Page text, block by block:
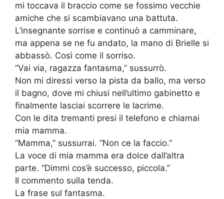
mi toccava il braccio come se fossimo vecchie
amiche che si scambiavano una battuta.
L’insegnante sorrise e continuò a camminare,
ma appena se ne fu andato, la mano di Brielle si
abbassò. Così come il sorriso.
“Vai via, ragazza fantasma,” sussurrò.
Non mi diressi verso la pista da ballo, ma verso
il bagno, dove mi chiusi nell’ultimo gabinetto e
finalmente lasciai scorrere le lacrime.
Con le dita tremanti presi il telefono e chiamai
mia mamma.
“Mamma,” sussurrai. “Non ce la faccio.”
La voce di mia mamma era dolce dall’altra
parte. “Dimmi cos’è successo, piccola.”
Il commento sulla tenda.
La frase sul fantasma.